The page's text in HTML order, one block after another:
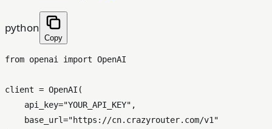
python
Copy
from openai import OpenAI
client = OpenAI(
    api_key=
"YOUR_API_KEY" ,
    base_url=
"https://cn.crazyrouter.com/v1"